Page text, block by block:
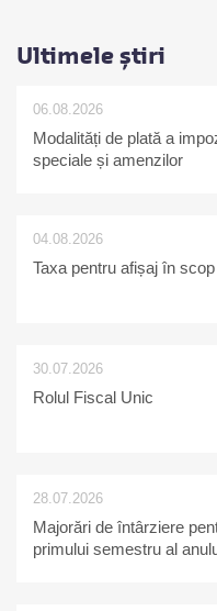
Ultimele știri
06.08.2026
Modalități de plată a
speciale și amenzilor
04.08.2026
Taxa pentru afișaj în
30.07.2026
Rolul Fiscal Unic
28.07.2026
Majorări de întârziere
primului semestru al